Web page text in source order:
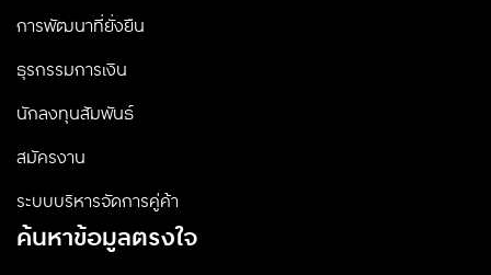
การพัฒนาที่ยั่งยืน
ธุรกรรมการเงิน
นักลงทุนสัมพันธ์
สมัครงาน
ระบบบริหารจัดการคู่ค้า
ค้นหาข้อมูลตรงใจ